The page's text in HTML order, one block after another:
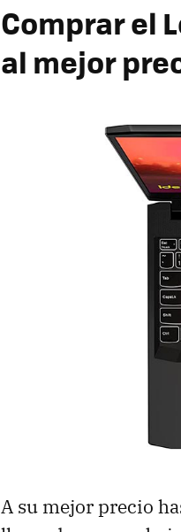
Comprar el
al mejor
A su mejor precio